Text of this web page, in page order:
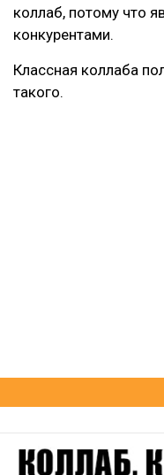
коллаб, потому что
конкурентами.
Классная коллаба
такого.